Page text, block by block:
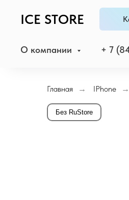
ICE STORE
О компании + 7
Главная → IPhone →
Без RuStore